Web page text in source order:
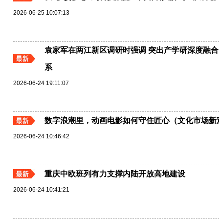
2026-06-25 10:07:13
袁家军在两江新区调研时强调 突出产学研深度融
系
2026-06-24 19:11:07
数字浪潮里，动画电影如何守住匠心（文化市场新
2026-06-24 10:46:42
重庆中欧班列有力支撑内陆开放高地建设
2026-06-24 10:41:21